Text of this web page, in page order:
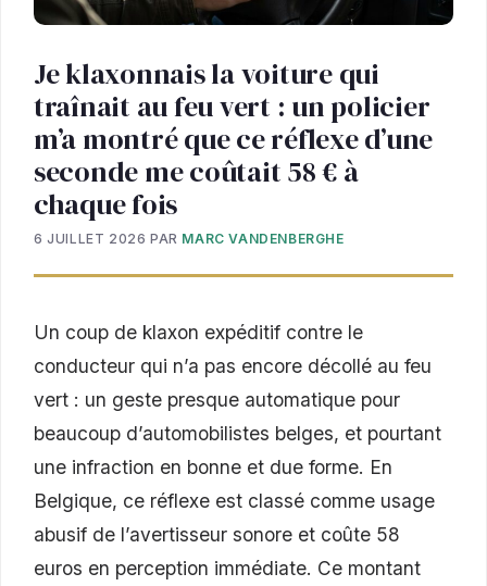
Je klaxonnais la voiture qui
traînait au feu vert : un policier
m’a montré que ce réflexe d’une
seconde me coûtait 58 € à
chaque fois
6 JUILLET 2026 PAR MARC VANDENBERGHE
Un coup de klaxon expéditif contre le
conducteur qui n’a pas encore décollé au feu
vert : un geste presque automatique pour
beaucoup d’automobilistes belges, et pourtant
une infraction en bonne et due forme. En
Belgique, ce réflexe est classé comme usage
abusif de l’avertisseur sonore et coûte 58
euros en perception immédiate. Ce montant